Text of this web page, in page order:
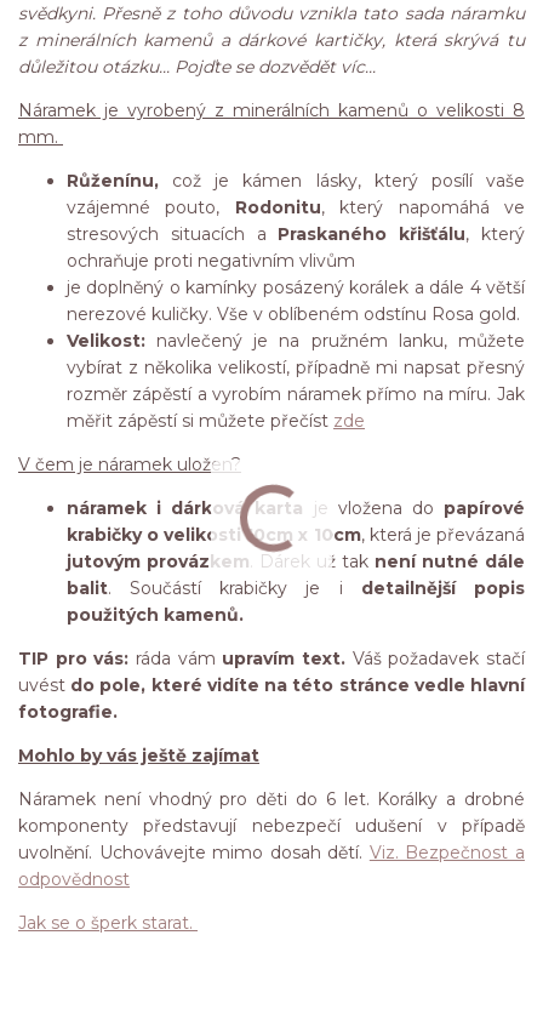
svědkyni. Přesně z toho důvodu vznikla tato sada náramku
z minerálních kamenů a dárkové kartičky, která skrývá tu
důležitou otázku... Pojďte se dozvědět víc...
Náramek je vyrobený z minerálních kamenů o velikosti 8
mm.
Růženínu, což je kámen lásky, který posílí vaše
vzájemné pouto, Rodonitu, který napomáhá ve
stresových situacích a Praskaného křišťálu, který
ochraňuje proti negativním vlivům
je doplněný o kamínky posázený korálek a dále 4 větší
nerezové kuličky. Vše v oblíbeném odstínu Rosa gold.
Velikost: navlečený je na pružném lanku, můžete
vybírat z několika velikostí, případně mi napsat přesný
rozměr zápěstí a vyrobím náramek přímo na míru. Jak
měřit zápěstí si můžete přečíst zde
V čem je náramek uložen?
náramek i dárková karta je vložena do papírové
krabičky o velikosti 10cm x 10cm, která je převázaná
jutovým provázkem . Dárek už tak není nutné dále
balit. Součástí krabičky je i detailnější popis
použitých kamenů.
TIP pro vás: ráda vám upravím text.Váš požadavek stačí
uvést do pole, které vidíte na této stránce vedle hlavní
fotografie.
Mohlo by vás ještě zajímat
Náramek není vhodný pro děti do 6 let. Korálky a drobné
komponenty představují nebezpečí udušení v případě
uvolnění. Uchovávejte mimo dosah dětí. Viz. Bezpečnost a
odpovědnost
Jak se o šperk starat.